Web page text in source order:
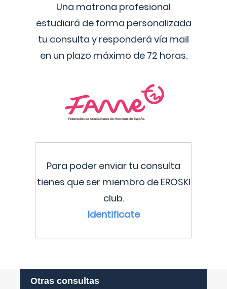
Una matrona profesional
estudiará de forma personalizada
tu consulta y responderá vía mail
en un plazo máximo de 72 horas.
Para poder enviar tu consulta
tienes que ser miembro de EROSKI
club.
Identificate
Otras consultas